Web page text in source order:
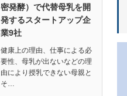
密発酵）で代替母乳を開
発するスタートアップ企
業9社
健康上の理由、仕事による必
要性、母乳が出ないなどの理
由により授乳できない母親と
そ…